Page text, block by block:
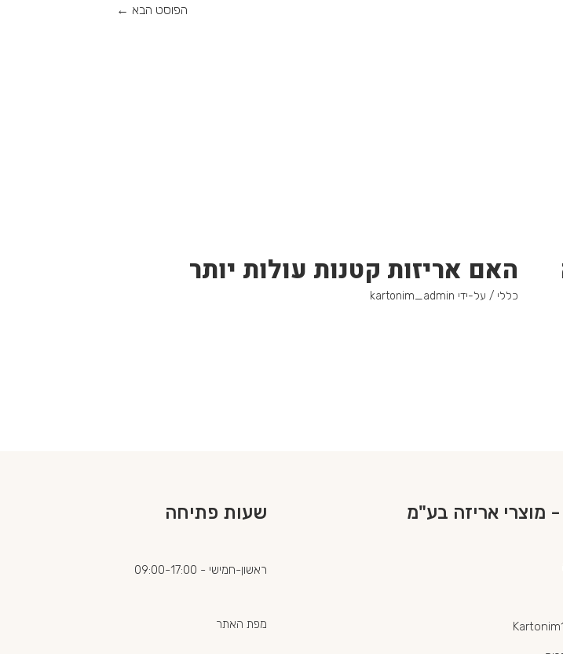
הפוסט הבא ←
האם אריזות קטנות עולות יותר
כללי / על-ידי kartonim_admin
מוצרי אריזה בע"מ שעות פתיחה
ראשון-חמישי - 09:00-17:00
מפת האתר